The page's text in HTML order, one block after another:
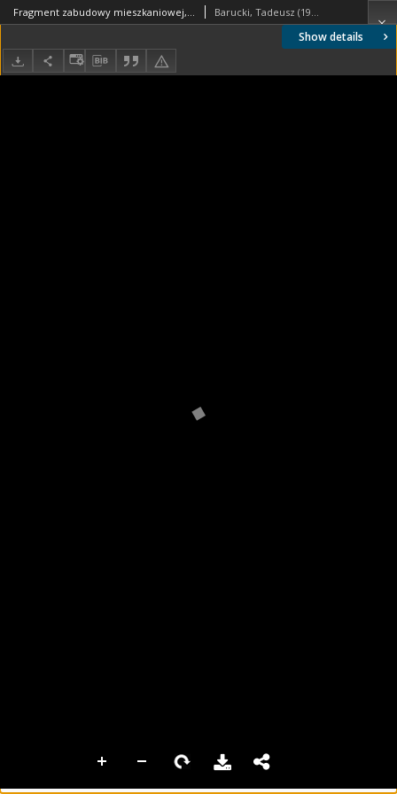
Show details
Fragment zabudowy mieszkaniowej, Haga, Niderlandy Barucki, Tadeusz (1922- ). Fotograf